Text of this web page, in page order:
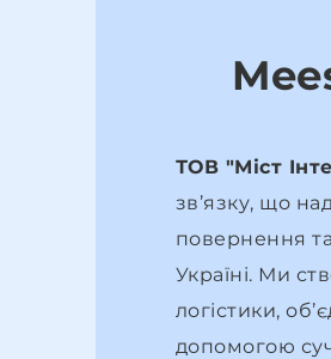
ТОВ "Міст
зв’язку, що
повернення
Україні. Ми
логістики,
допомогою